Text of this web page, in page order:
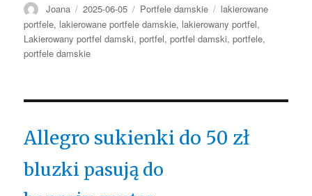
Autor
Joana Opublikowano
2025-06-05 Kategorie
Portfele damskie Tagi
lakierowane
portfele, lakierowane portfele damskie, lakierowany portfel,
Lakierowany portfel damski,portfel,portfel damski,portfele,
portfele damskie
Allegro sukienki do 50 zł
bluzki pasują do